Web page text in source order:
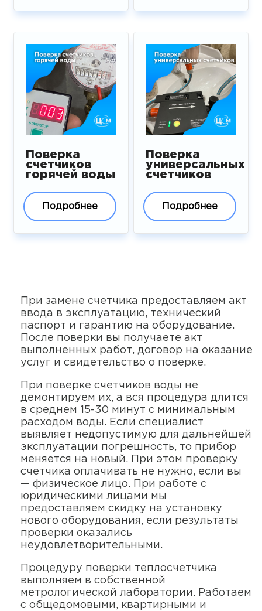
Поверка
счетчиков
горячей воды
Подробнее
Поверка
универсальных
счетчиков
Подробнее
При замене счетчика предоставляем акт
ввода в эксплуатацию, технический
паспорт и гарантию на оборудование.
После поверки вы получаете акт
выполненных работ, договор на оказание
услуг и свидетельство о поверке.
При поверке счетчиков воды не
демонтируем их, а вся процедура длится
в среднем 15-30 минут с минимальным
расходом воды. Если специалист
выявляет недопустимую для дальнейшей
эксплуатации погрешность, то прибор
меняется на новый. При этом проверку
счетчика оплачивать не нужно, если вы
— физическое лицо. При работе с
юридическими лицами мы
предоставляем скидку на установку
нового оборудования, если результаты
проверки оказались
неудовлетворительными.
Процедуру поверки теплосчетчика
выполняем в собственной
метрологической лаборатории. Работаем
с общедомовыми, квартирными и